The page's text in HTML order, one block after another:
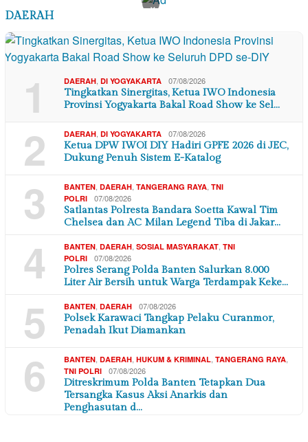
DAERAH
1 DAERAH, DI YOGYAKARTA 07/08/2026
Tingkatkan Sinergitas, Ketua IWO Indonesia
Provinsi Yogyakarta Bakal Road Show ke Sel…
2 DAERAH, DI YOGYAKARTA 07/08/2026
Ketua DPW IWOI DIY Hadiri GPFE 2026 di JEC,
Dukung Penuh Sistem E-Katalog
3 BANTEN, DAERAH, TANGERANG RAYA, TNI
POLRI
07/08/2026
Satlantas Polresta Bandara Soetta Kawal Tim
Chelsea dan AC Milan Legend Tiba di Jakar…
4 BANTEN, DAERAH, SOSIAL MASYARAKAT, TNI
POLRI
07/08/2026
Polres Serang Polda Banten Salurkan 8.000
Liter Air Bersih untuk Warga Terdampak Keke…
5 BANTEN, DAERAH 07/08/2026
Polsek Karawaci Tangkap Pelaku Curanmor,
Penadah Ikut Diamankan
6 BANTEN, DAERAH, HUKUM & KRIMINAL, TANGERANG RAYA,
TNI POLRI 07/08/2026
Ditreskrimum Polda Banten Tetapkan Dua
Tersangka Kasus Aksi Anarkis dan
Penghasutan d…
×